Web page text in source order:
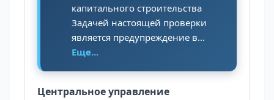
капитального строительства
Задачей настоящей проверки
является предупреждение в...
Еще...
Центральное управление